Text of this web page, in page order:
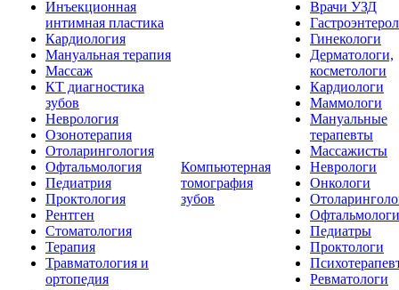
Инъекционная
интимная пластика
Кардиология
Мануальная терапия
Массаж
КТ диагностика
зубов
Неврология
Озонотерапия
Отоларингология
Офтальмология
Педиатрия
Проктология
Рентген
Стоматология
Терапия
Травматология и
ортопедия
Компьютерная
томография
зубов
Врачи УЗД
Гинекологи
Дерматологи,
косметологи
Кардиологи
Маммологи
Мануальные
терапевты
Массажисты
Неврологи
Онкологи
Офтальмологи
Педиатры
Проктологи
Ревматологи